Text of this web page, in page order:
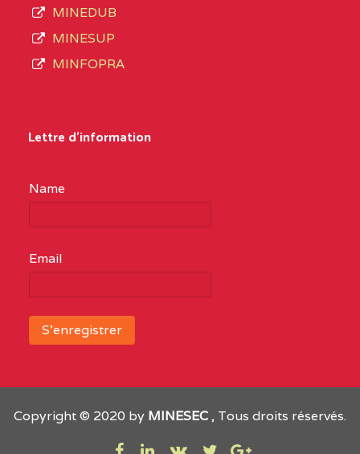
MINEDUB
MINESUP
MINFOPRA
Lettre d'information
Name
Email
Copyright © 2020 by MINESEC, Tous droits réservés.